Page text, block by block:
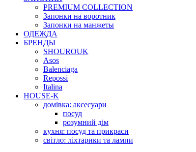
PREMIUM COLLECTION
Запонки на воротник
Запонки на манжеты
ОДЕЖДА
БРЕНДЫ
SHOUROUK
Asos
Balenciaga
Repossi
Italina
HOUSE-K
домівка: аксесуари
посуд
розумний дім
кухня: посуд та прикраси
світло: ліхтарики та лампи